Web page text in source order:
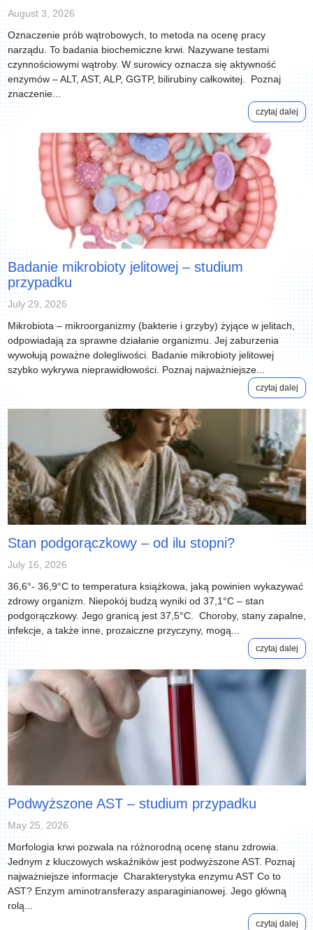
August 3, 2026
Oznaczenie prób wątrobowych, to metoda na ocenę pracy
narządu. To badania biochemiczne krwi. Nazywane testami
czynnościowymi wątroby. W surowicy oznacza się aktywność
enzymów – ALT, AST, ALP, GGTP, bilirubiny całkowitej. Poznaj
znaczenie...
czytaj dalej
Badanie mikrobioty jelitowej – studium
przypadku
July 29, 2026
Mikrobiota – mikroorganizmy (bakterie i grzyby) żyjące w jelitach,
odpowiadają za sprawne działanie organizmu. Jej zaburzenia
wywołują poważne dolegliwości. Badanie mikrobioty jelitowej
szybko wykrywa nieprawidłowości. Poznaj najważniejsze...
czytaj dalej
Stan podgorączkowy – od ilu stopni?
July 16, 2026
36,6°- 36,9°C to temperatura książkowa, jaką powinien wykazywać
zdrowy organizm. Niepokój budzą wyniki od 37,1°C – stan
podgorączkowy. Jego granicą jest 37,5°C. Choroby, stany zapalne,
infekcje, a także inne, prozaiczne przyczyny, mogą...
czytaj dalej
Podwyższone AST – studium przypadku
May 25, 2026
Morfologia krwi pozwala na różnorodną ocenę stanu zdrowia.
Jednym z kluczowych wskaźników jest podwyższone AST. Poznaj
najważniejsze informacje Charakterystyka enzymu AST Co to
AST? Enzym aminotransferazy asparaginianowej. Jego główną
rolą...
czytaj dalej